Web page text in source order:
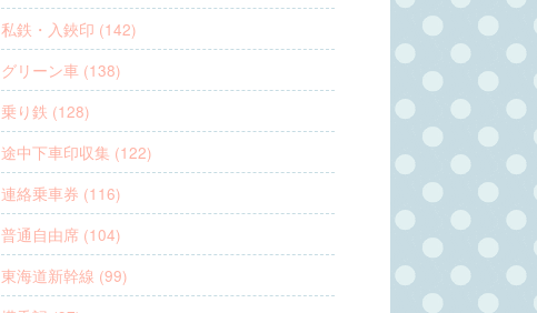
私鉄・入鋏印 (142)
グリーン車 (138)
乗り鉄 (128)
途中下車印収集 (122)
連絡乗車券 (116)
普通自由席 (104)
東海道新幹線 (99)